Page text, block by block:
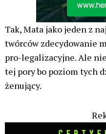
Tak, Mata jako jeden z
twórców zdecydowanie
pro-legalizacyjne. Ale
tej pory bo poziom tych
żenujący.